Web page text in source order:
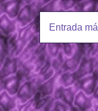
Entrada